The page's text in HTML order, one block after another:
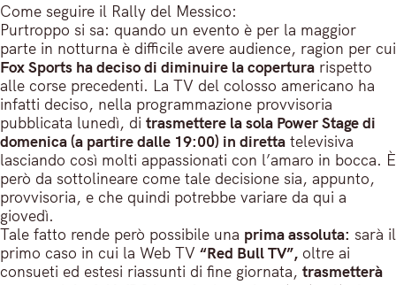
Come seguire il Rally del Messico:
Purtroppo si sa: quando un evento è per la maggior
parte in notturna è difficile avere audience, ragion per cui
Fox Sports ha deciso di diminuire la copertura rispetto
alle corse precedenti. La TV del colosso americano ha
infatti deciso, nella programmazione provvisoria
pubblicata lunedì, di trasmettere la sola Power Stage di
domenica (a partire dalle 19:00) in diretta televisiva
lasciando così molti appassionati con l’amaro in bocca. È
però da sottolineare come tale decisione sia, appunto,
provvisoria, e che quindi potrebbe variare da qui a
giovedì.
Tale fatto rende però possibile una prima assoluta: sarà il
primo caso in cui la Web TV “Red Bull TV”, oltre ai
consueti ed estesi riassunti di fine giornata, trasmetterà